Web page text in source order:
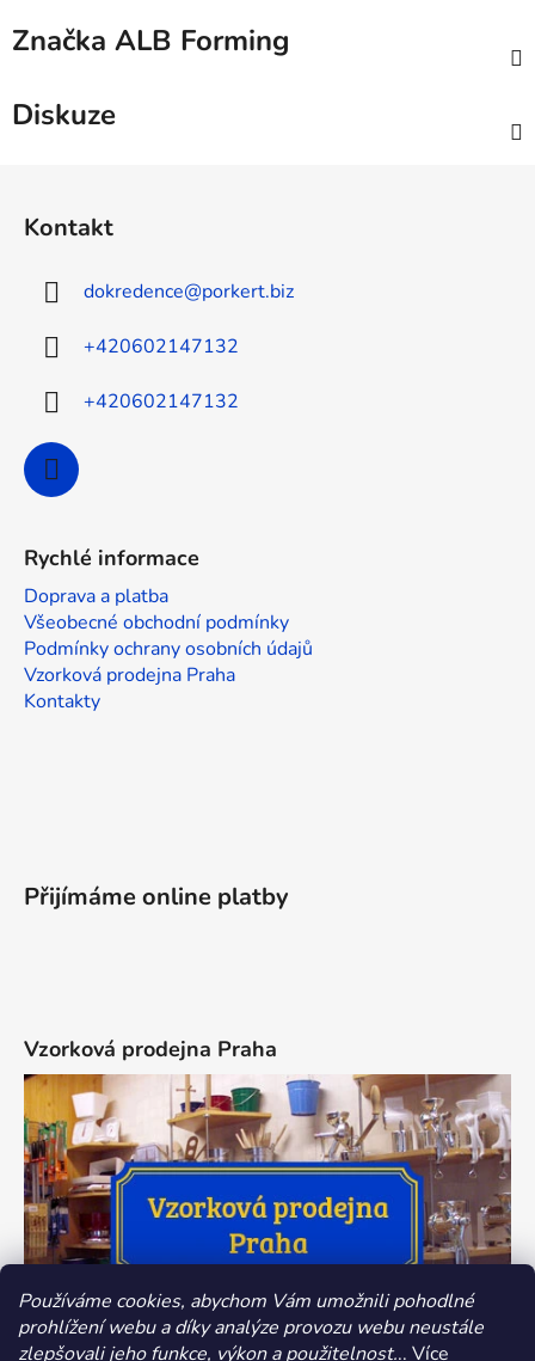
Používáme cookies, abychom Vám umožnili pohodlné
prohlížení webu a díky analýze provozu webu neustále
zlepšovali jeho funkce, výkon a použitelnost... Více
Značka ALB Forming
Diskuze
Kontakt
dokredence@porkert.biz
+420602147132
+420602147132
Rychlé informace
Doprava a platba
Všeobecné obchodní podmínky
Podmínky ochrany osobních údajů
Vzorková prodejna Praha
Kontakty
Přijímáme online platby
Vzorková prodejna Praha